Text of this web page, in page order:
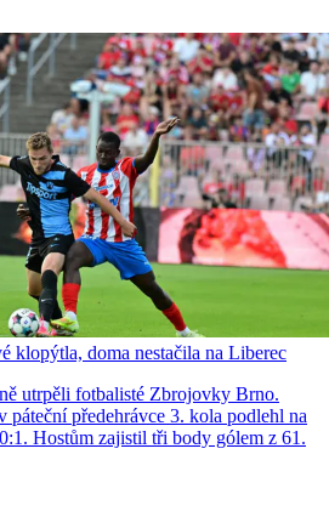
klopýtla, doma nestačila na Liberec
utrpěli fotbalisté Zbrojovky Brno.
páteční předehrávce 3. kola podlehl na
Hostům zajistil tři body gólem z 61.